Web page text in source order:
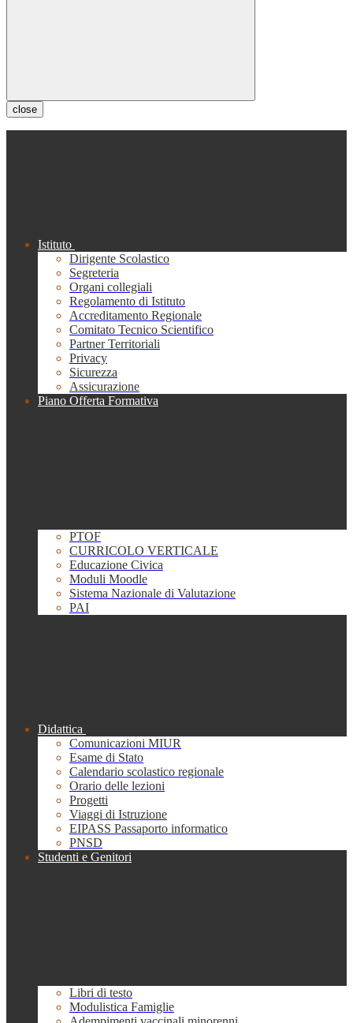
close
Istituto
Dirigente Scolastico
Segreteria
Organi collegiali
Regolamento di Istituto
Accreditamento Regionale
Comitato Tecnico Scientifico
Partner Territoriali
Privacy
Sicurezza
Assicurazione
Piano Offerta Formativa
PTOF
CURRICOLO VERTICALE
Educazione Civica
Moduli Moodle
Sistema Nazionale di Valutazione
PAI
Didattica
Comunicazioni MIUR
Esame di Stato
Calendario scolastico regionale
Orario delle lezioni
Progetti
Viaggi di Istruzione
EIPASS Passaporto informatico
PNSD
Studenti e Genitori
Libri di testo
Modulistica Famiglie